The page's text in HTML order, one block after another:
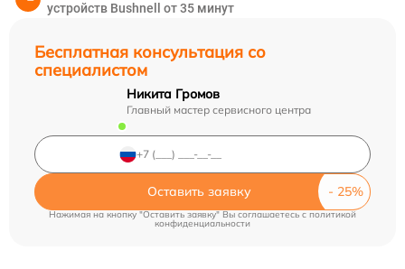
Бесплатная консультация со
специалистом
Никита Громов
Главный мастер сервисного центра
Оставить заявку
Нажимая на кнопку "Оставить заявку" Вы соглашаетесь cполитикой
конфиденциальности
устройств Bushnell от 35 минут